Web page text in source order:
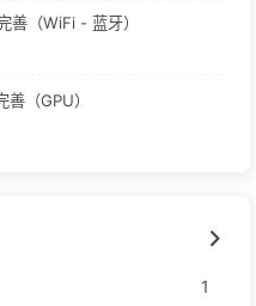
（WiFi - 蓝牙）
（GPU）
1